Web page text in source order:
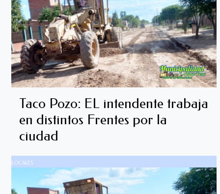
Taco Pozo: EL intendente trabaja
en distintos Frentes por la
ciudad
LOCALES